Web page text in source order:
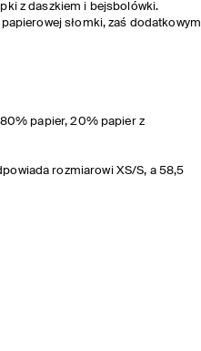
z daszkiem i bejsbolówki.
słomki, zaś dodatkowym
80% papier, 20% papier z
rozmiarowi XS/S, a 58,5